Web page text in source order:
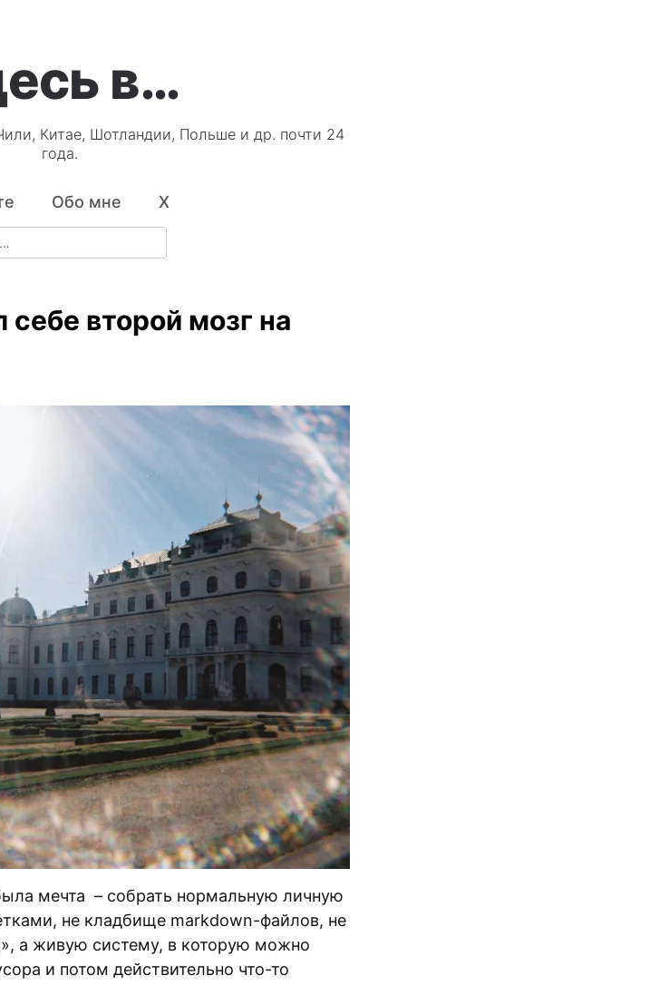
в…
Китае, Шотландии, Польше и др. почти 24
года.
Обо мне X
себе второй мозг на
мечта – собрать нормальную личную
не кладбище markdown-файлов, не
а живую систему, в которую можно
и потом действительно что-то